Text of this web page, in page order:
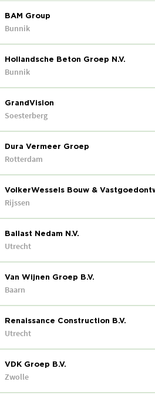
BAM Group
Bunnik
Hollandsche Beton Groep N.V.
Bunnik
GrandVision
Soesterberg
Dura Vermeer Groep
Rotterdam
VolkerWessels Bouw &
Rijssen
Ballast Nedam N.V.
Utrecht
Van Wijnen Groep B.V.
Baarn
Renaissance Construction B.V.
Utrecht
VDK Groep B.V.
Zwolle